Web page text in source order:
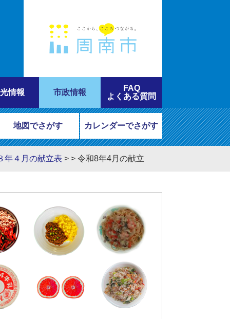
情報 市政情報
FAQ
よくある質問
地図でさがす カレンダーでさがす
年４月の献立表 > > 令和8年4月の献立